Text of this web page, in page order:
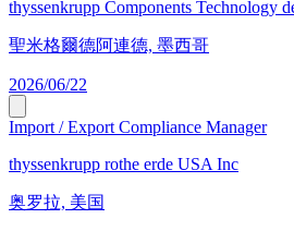
thyssenkrupp Components Technology
聖米格爾德阿連德, 墨西哥
2026/06/22
Import / Export Compliance Manager
thyssenkrupp rothe erde USA Inc
奥罗拉, 美国